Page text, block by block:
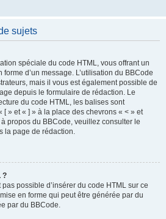
sujets
spéciale du code HTML, vous offrant un
d’un message. L’utilisation du BBCode
mais il vous est également possible de
depuis le formulaire de rédaction. Le
du code HTML, les balises sont
» et « ] » à la place des chevrons « < » et
propos du BBCode, veuillez consulter le
la page de rédaction.
?
pas possible d’insérer du code HTML sur ce
en forme qui peut être générée par du
par du BBCode.